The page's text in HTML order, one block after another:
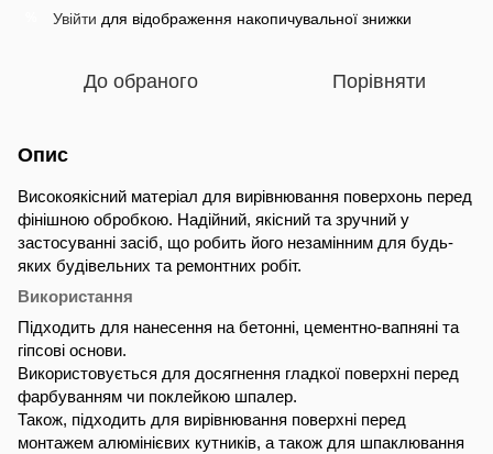
Увійти для відображення накопичувальної знижки
До обраного Порівняти
Опис
Високоякісний матеріал для вирівнювання поверхонь перед
фінішною обробкою. Надійний, якісний та зручний у
застосуванні засіб, що робить його незамінним для будь-
яких будівельних та ремонтних робіт.
Використання
Підходить для нанесення на бетонні, цементно-вапняні та
гіпсові основи.
Використовується для досягнення гладкої поверхні перед
фарбуванням чи поклейкою шпалер.
Також, підходить для вирівнювання поверхні перед
монтажем алюмінієвих кутників, а також для шпаклювання